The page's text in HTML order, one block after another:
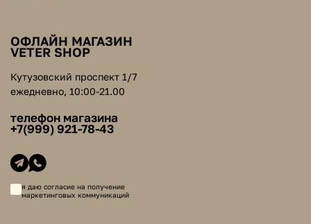
ОФЛАЙН МАГАЗИН
VETER SHOP
Кутузовский проспект 1/7
ежедневно, 10:00-21.00
телефон магазина
+7(999) 921-78-43
я даю согласие на получение
маркетинговых коммуникаций